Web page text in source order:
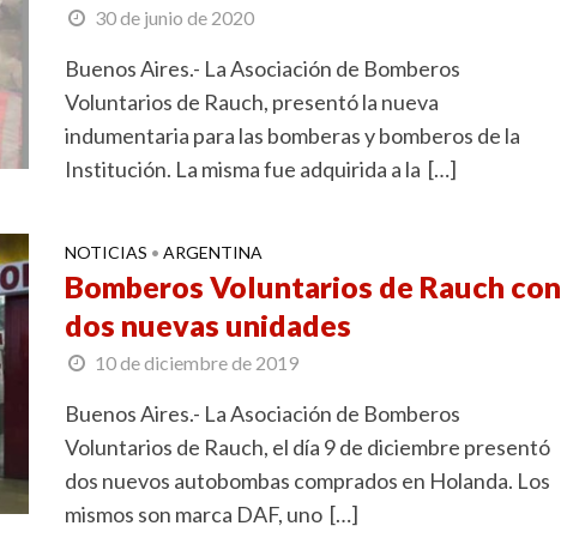
30 de junio de 2020
Buenos Aires.- La Asociación de Bomberos
Voluntarios de Rauch, presentó la nueva
indumentaria para las bomberas y bomberos de la
Institución. La misma fue adquirida a la […]
NOTICIAS • ARGENTINA
Bomberos Voluntarios de Rauch con
dos nuevas unidades
10 de diciembre de 2019
Buenos Aires.- La Asociación de Bomberos
Voluntarios de Rauch, el día 9 de diciembre presentó
dos nuevos autobombas comprados en Holanda. Los
mismos son marca DAF, uno […]